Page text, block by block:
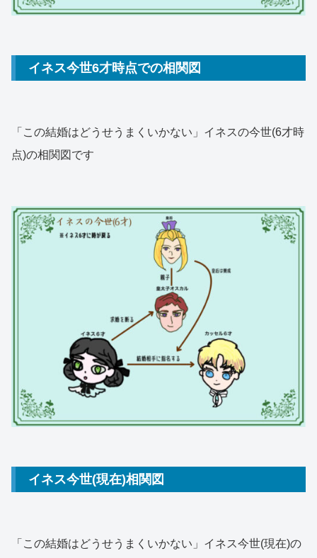
イネス今世6才時点での相関図
「この結婚はどうせうまくいかない」イネスの今世(6才時
点)の相関図です
イネス今世(現在)相関図
「この結婚はどうせうまくいかない」イネス今世(現在)の